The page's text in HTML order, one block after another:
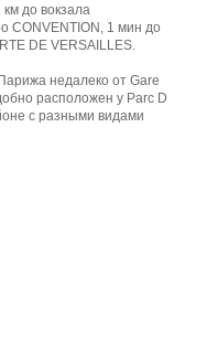
до вокзала
CONVENTION, 1 мин до
DE VERSAILLES.
недалеко от Gare
расположен у Parc D
с разными видами